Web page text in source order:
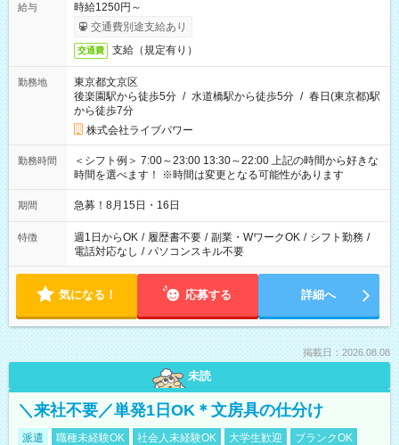
給与
時給1250円～
交通費別途支給あり
交通費 支給（規定有り）
勤務地
東京都文京区
後楽園駅から徒歩5分 / 水道橋駅から徒歩5分 / 春日(東京都)駅
から徒歩7分
株式会社ライブパワー
勤務時間
＜シフト例＞ 7:00～23:00 13:30～22:00 上記の時間から好きな
時間を選べます！ ※時間は変更となる可能性があります
期間 急募！8月15日・16日
特徴 週1日からOK / 履歴書不要 / 副業・WワークOK / シフト勤務 /
電話対応なし / パソコンスキル不要
気になる！ 応募する 詳細へ
掲載日：2026.08.08
未読
＼来社不要／単発1日OK＊文房具の仕分け
派遣 職種未経験OK 社会人未経験OK 大学生歓迎
ブランクOK